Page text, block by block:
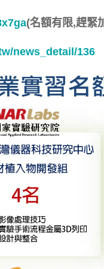
(名額有限,趕緊
news_detail/136